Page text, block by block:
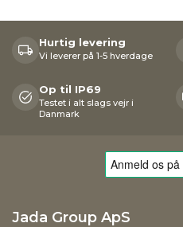
Hurtig levering
Vi leverer på 1-5 hverdage
Op til IP69
Testet i alt slags vejr i
Danmark
Jada Group ApS